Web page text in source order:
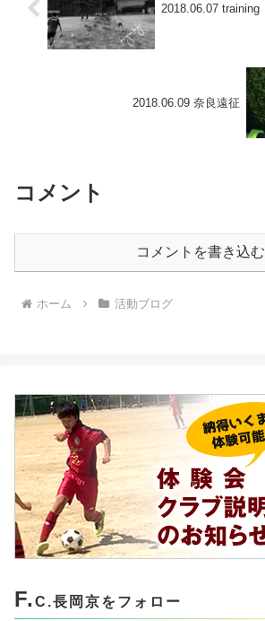
2018.06.07 training
2018.06.09 奈良遠征
コメント
コメントを書き込む
ホーム 活動ブログ
F. C.長岡京をフォロー